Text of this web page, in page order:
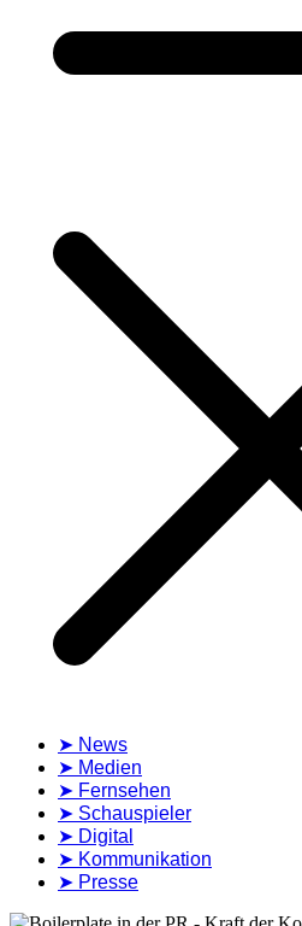
➤ News
➤ Medien
➤ Fernsehen
➤ Schauspieler
➤ Digital
➤ Kommunikation
➤ Presse